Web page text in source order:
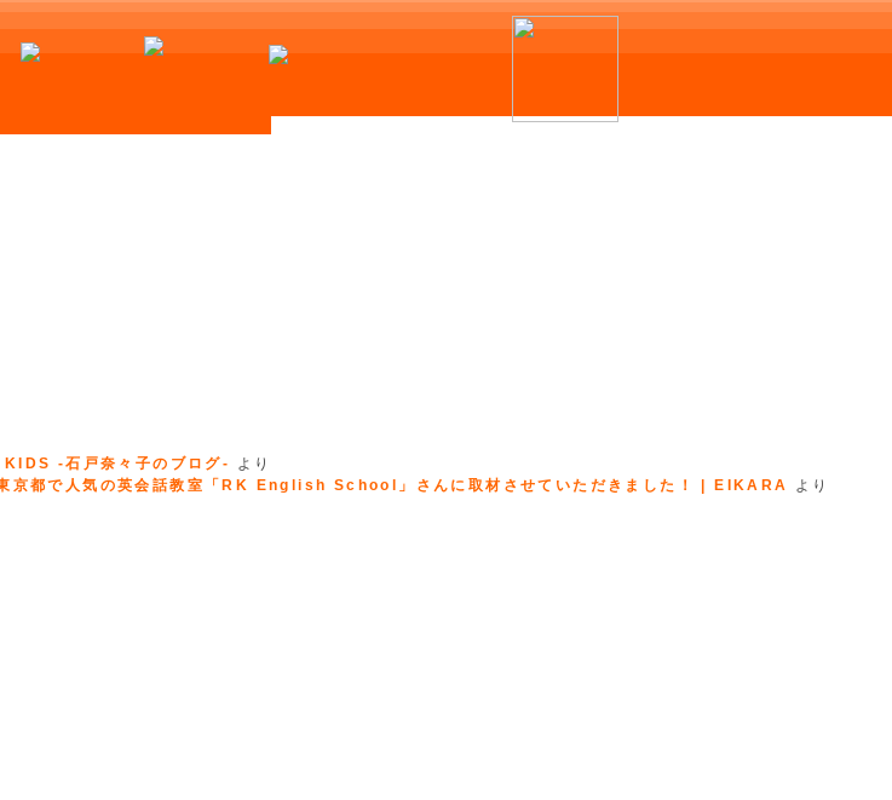
-石戸奈々子のブログ-
より
東京都で人気の英会話教室「RK English School」さんに取材させていただきました！ | EIKARA より